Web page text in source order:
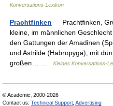
Konversations-Lexikon
Prachtfinken — Prachtfinken,
kleine, im männlichen
den Gattungen der Amadinen
und Astrilde (Habropȳga), mit
großen… …
Kleines Konversations-
© Academic, 2000-2026
Contact us: Technical Support Advertising